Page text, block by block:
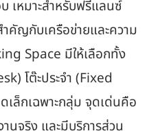
เหมาะสำหรับฟรีแลนซ์
คัญกับเครือข่ายและความ
Space มีให้เลือกทั้ง
โต๊ะประจำ (Fixed
ล็กเฉพาะกลุ่ม จุดเด่นคือ
นจริง และมีบริการส่วน